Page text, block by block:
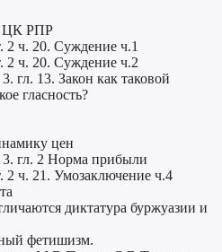
ЦК РПР
2 ч. 20. Суждение ч.1
2 ч. 20. Суждение ч.2
13. Закон как таковой
гласность?
цен
гл. 2 Норма прибыли
2 ч. 21. Умозаключение ч.4
диктатура буржуазии и
фетишизм.